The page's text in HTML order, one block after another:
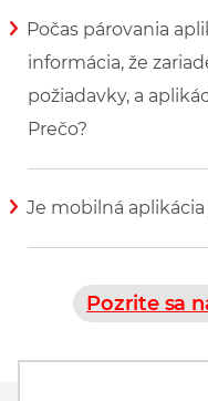
Počas párovania
informácia, že
požiadavky, a
Prečo?
Je mobilná
Pozrite sa